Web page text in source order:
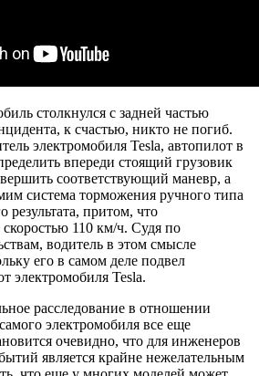
столкнулся с задней частью
к счастью, никто не погиб.
электромобиля Tesla, автопилот в
впереди стоящий грузовик
соответствующий маневр, а
система торможения ручного типа
результата, притом, что
скоростью 110 км/ч. Судя по
водитель в этом смысле
его в самом деле подвел
электромобиля Tesla.
расследование в отношении
электромобиля все еще
очевидно, что для инженеров
является крайне нежелательным